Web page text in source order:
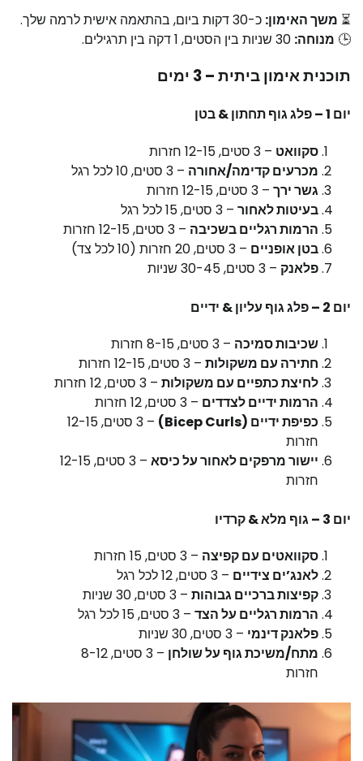
⏳ משך האימון: כ-30 דקות ביום, בהתאמה אישית לרמה שלך.
🕒 מנוחה:
תוכנית אימון ביתית – 3 ימים
יום 1 – פלג גוף תחתון & בטן
סקוואט – 3 סטים, 12-15 חזרות
מכרעים קדימה/אחורה – 3 סטים, 10 לכל רגל
גשר ירך – 3 סטים, 12-15 חזרות
בעיטות לאחור – 3 סטים, 15 לכל רגל
הרמות רגליים בשכיבה – 3 סטים, 12-15 חזרות
בטן אופניים – 3 סטים, 20 חזרות (10 לכל צד)
פלאנק – 3 סטים, 30-45 שניות
יום 2 – פלג גוף עליון & ידיים
שכיבות סמיכה – 3 סטים, 8-15 חזרות
חתירה עם משקולות – 3 סטים, 12-15 חזרות
לחיצת כתפיים עם משקולות – 3 סטים, 12 חזרות
הרמות ידיים לצדדים – 3 סטים, 12 חזרות
כפיפת ידיים (Bicep Curls)
– 3 סטים, 12-15
חזרות
יישור מרפקים לאחור על כיסא
– 3 סטים, 12-15
חזרות
יום 3 – גוף מלא & קרדיו
סקוואטים עם קפיצה – 3 סטים, 15 חזרות
לאנג’ים צידיים – 3 סטים, 12 לכל רגל
קפיצות ברכיים גבוהות – 3 סטים, 30 שניות
הרמות רגליים על הצד – 3 סטים, 15 לכל רגל
פלאנק דינמי – 3 סטים, 30 שניות
מתח/משיכת גוף על שולחן
– 3 סטים, 8-12
חזרות